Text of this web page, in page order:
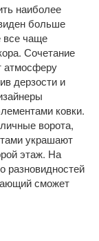
наиболее
больше
все чаще
Сочетание
атмосферу
дерзости и
ковки.
ворота,
украшают
этаж. На
разновидностей
сможет